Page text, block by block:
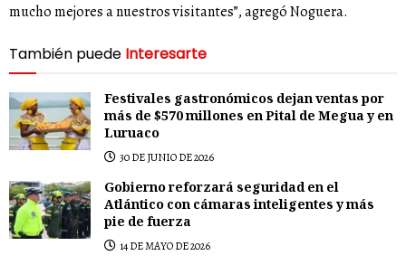
mucho mejores a nuestros visitantes”, agregó Noguera.
También puede Interesarte
Festivales gastronómicos dejan ventas por
más de $570 millones en Pital de Megua y en
Luruaco
30 DE JUNIO DE 2026
Gobierno reforzará seguridad en el
Atlántico con cámaras inteligentes y más
pie de fuerza
14 DE MAYO DE 2026